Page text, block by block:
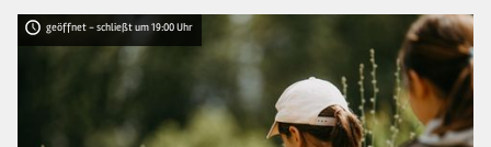
geöffnet - schließt um 19:00 Uhr